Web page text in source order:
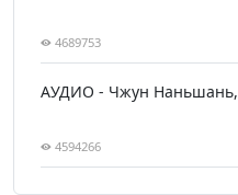
4689753
АУДИО - Чжун Наньшань,
4594266